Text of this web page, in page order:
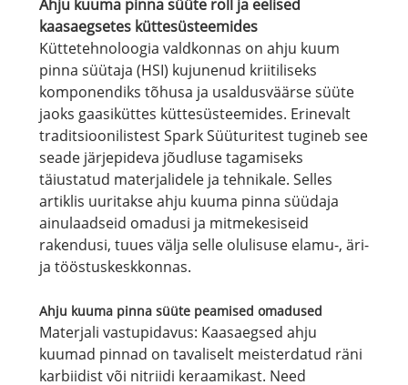
Ahju kuuma pinna süüte roll ja eelised
kaasaegsetes küttesüsteemides
Küttetehnoloogia valdkonnas on ahju kuum
pinna süütaja (HSI) kujunenud kriitiliseks
komponendiks tõhusa ja usaldusväärse süüte
jaoks gaasiküttes küttesüsteemides. Erinevalt
traditsioonilistest Spark Süüturitest tugineb see
seade järjepideva jõudluse tagamiseks
täiustatud materjalidele ja tehnikale. Selles
artiklis uuritakse ahju kuuma pinna süüdaja
ainulaadseid omadusi ja mitmekesiseid
rakendusi, tuues välja selle olulisuse elamu-, äri-
ja tööstuskeskkonnas.
Ahju kuuma pinna süüte peamised omadused
Materjali vastupidavus: Kaasaegsed ahju
kuumad pinnad on tavaliselt meisterdatud räni
karbiidist või nitriidi keraamikast. Need